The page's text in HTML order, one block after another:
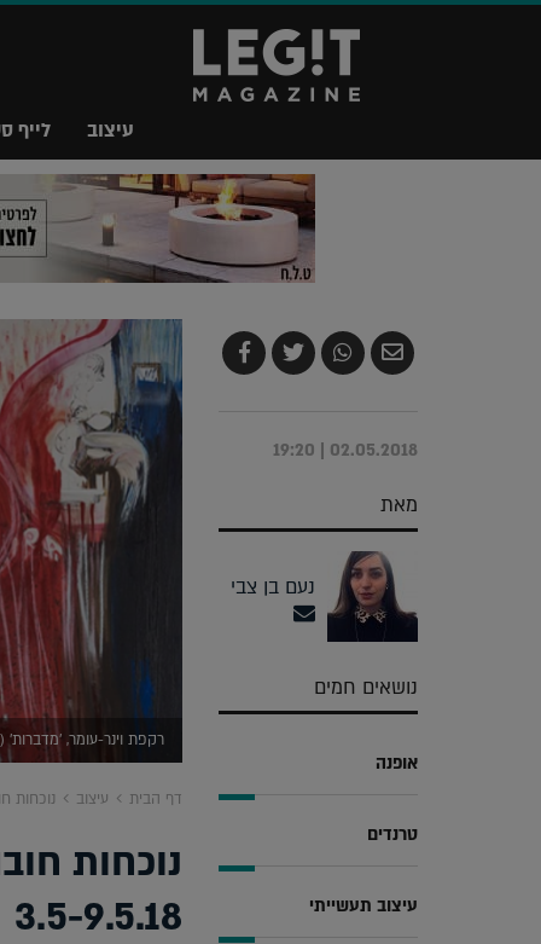
עיצוב לייף
רקפת וינר-עומר, 'מדברות'
דף הבית עיצוב נוכחות
נוכחות
3.5-9.5.18
שלח
בדואר
שתף
ב-
צייץ
ב-
שתף
ב-
Facebook
02.05.2018 | 19:20
מאת
נעם בן צבי
נושאים חמים
אופנה
טרנדים
עיצוב תעשייתי